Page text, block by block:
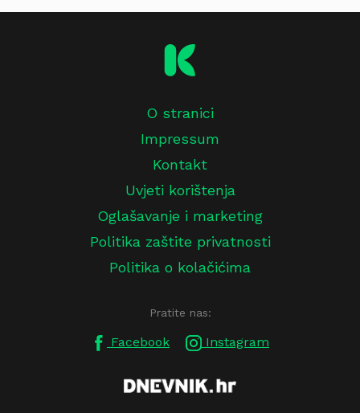
O stranici
Impressum
Kontakt
Uvjeti korištenja
Oglašavanje i marketing
Politika zaštite privatnosti
Politika o kolačićima
Pratite nas:
Facebook Instagram